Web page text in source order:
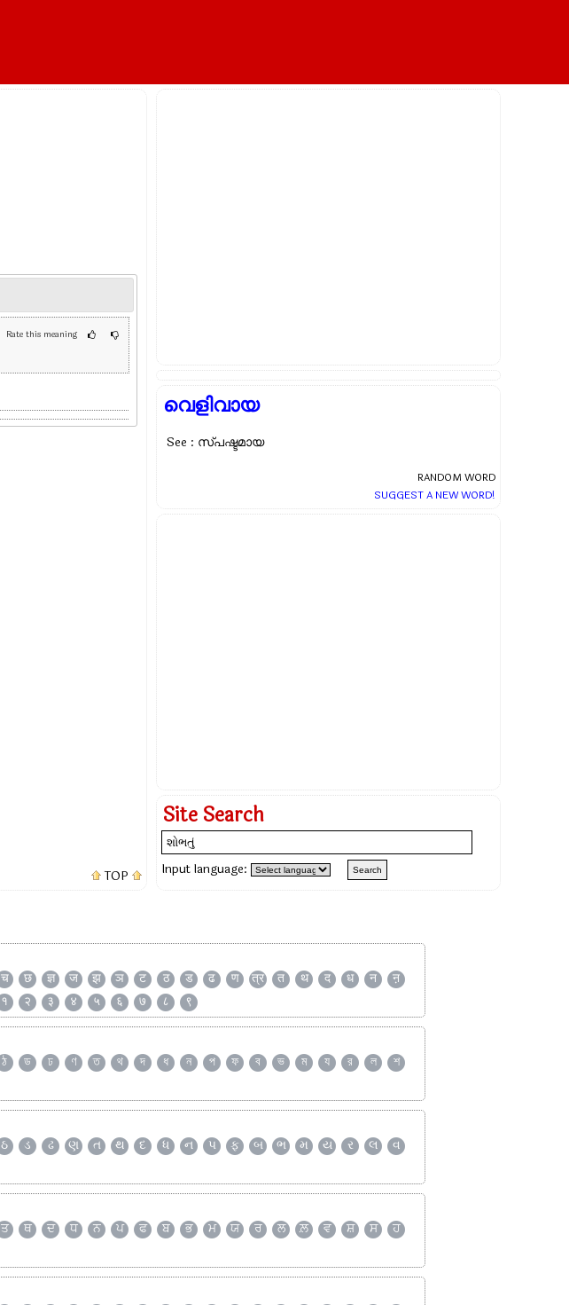
Rate this meaning
TOP
വെളിവായ
See : സ്പഷ്ടമായ
RANDOM WORD
SUGGEST A NEW WORD!
Site Search
Input language:
च छ ज्ञ ज झ ञ ट ठ ड ढ ण त्र त थ द ध न
ऩ
१ २ ३ ४ ५ ६ ७ ८ ९
ঠ ড ঢ ণ ত থ দ ধ ন প ফ ব ভ ম য র ল
শ
ઠ ડ ઢ ણ ત થ દ ધ ન પ ફ બ ભ મ ય ર લ
વ
ਤ ਥ ਦ ਧ ਨ ਪ ਫ ਬ ਭ ਮ ਯ ਰ ਲ ਲ਼ ਵ ਸ਼ ਸ
ਹ